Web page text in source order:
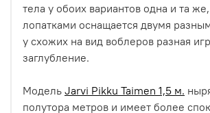
тела у обоих вариантов одна и та
лопатками оснащается двумя
у схожих на вид воблеров разная
заглубление.
Модель Jarvi Pikku Taimen 1,5 м.
полутора метров и имеет более